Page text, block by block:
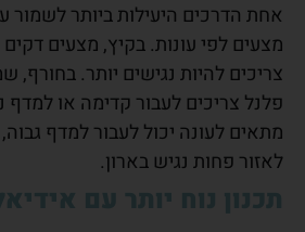
אחת הדרכים היעילות ביותר לשמור
מצעים לפי עונות. בקיץ, מצעים
צריכים להיות נגישים יותר. בחורף,
פלנל צריכים לעבור קדימה או למדף
מתאים לעונה יכול לעבור למדף
לאזור פחות נגיש בארון.
תכנון נוח יותר עם